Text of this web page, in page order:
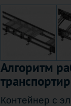
Алгоритм
Контейнер с